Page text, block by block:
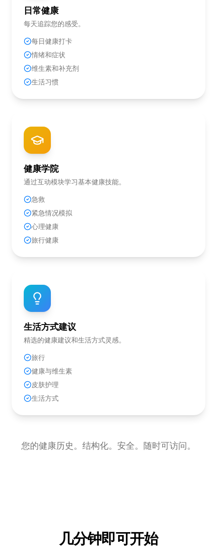
日常健康
每天追踪您的感受。
每日健康打卡
情绪和症状
维生素和补充剂
生活习惯
健康学院
通过互动模块学习基本健康技能。
急救
紧急情况模拟
心理健康
旅行健康
生活方式建议
精选的健康建议和生活方式灵感。
旅行
健康与维生素
皮肤护理
生活方式
您的健康历史。结构化。安全。随时可访问。
几分钟即可开始